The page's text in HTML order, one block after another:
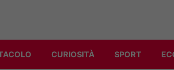
CURIOSITÀ SPORT